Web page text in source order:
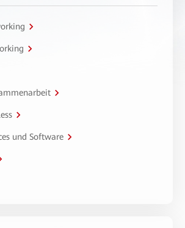
und Software